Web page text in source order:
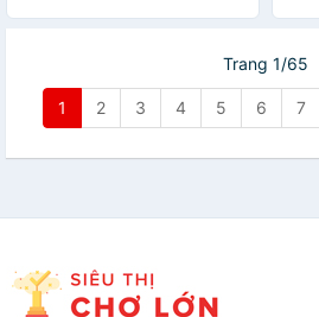
Trang 1/65
1 2 3 4 5 6 7